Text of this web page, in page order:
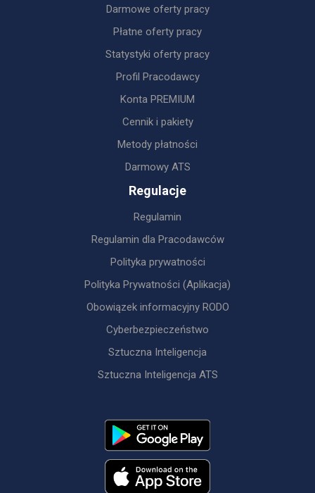
Darmowe oferty pracy
Płatne oferty pracy
Statystyki oferty pracy
Profil Pracodawcy
Konta PREMIUM
Cennik i pakiety
Metody płatności
Darmowy ATS
Regulacje
Regulamin
Regulamin dla Pracodawców
Polityka prywatności
Polityka Prywatności (Aplikacja)
Obowiązek informacyjny RODO
Cyberbezpieczeństwo
Sztuczna Inteligencja
Sztuczna Inteligencja ATS